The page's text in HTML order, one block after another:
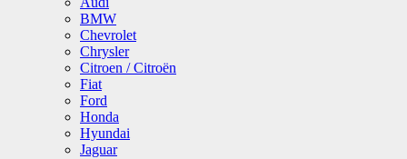
BMW
Chevrolet
Chrysler
Citroen / Citroën
Fiat
Ford
Honda
Hyundai
Jaguar